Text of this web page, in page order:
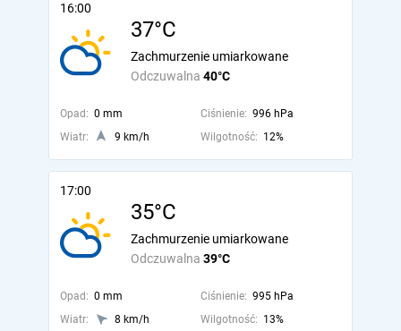
16:00
37°C
Odczuwalna 40°C
Zachmurzenie umiarkowane
Opad: 0 mm Ciśnienie: 996 hPa
Wiatr:
9 km/h Wilgotność: 12%
17:00
35°C
Odczuwalna 39°C
Zachmurzenie umiarkowane
Opad: 0 mm Ciśnienie: 995 hPa
Wiatr:
8 km/h Wilgotność: 13%